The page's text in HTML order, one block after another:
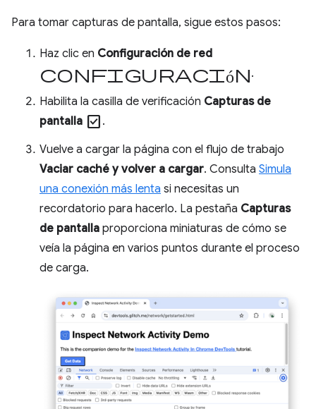
Para tomar capturas de pantalla, sigue estos pasos:
Haz clic en Configuración de red
configuración.
Habilita la casilla de verificación Capturas de
pantalla check_box .
Vuelve a cargar la página con el flujo de trabajo
Vaciar caché y volver a cargar. Consulta Simula
una conexión más lenta si necesitas un
recordatorio para hacerlo. La pestaña Capturas
de pantalla proporciona miniaturas de cómo se
veía la página en varios puntos durante el proceso
de carga.